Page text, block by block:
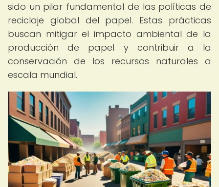
sido un pilar fundamental de las políticas de
reciclaje global del papel. Estas prácticas
buscan mitigar el impacto ambiental de la
producción de papel y contribuir a la
conservación de los recursos naturales a
escala mundial.